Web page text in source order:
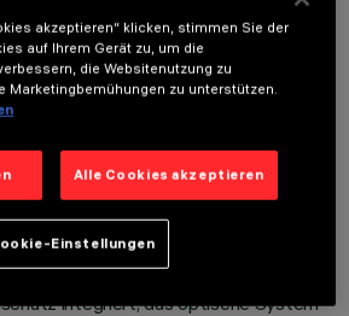
mit LED. Strukturgehäuse aus
mit Anschlag-Außenrand. Der lineare
mit 10 Zellen sieht die
mit einer Schwenkung von
aus
in zurückgesetzter Position in
integriert; das optische System
akzeptieren“ klicken, stimmen Sie der
auf Ihrem Gerät zu, um die
die Websitenutzung zu
Marketingbemühungen zu unterstützen.
Alle Cookies akzeptieren
Einstellungen